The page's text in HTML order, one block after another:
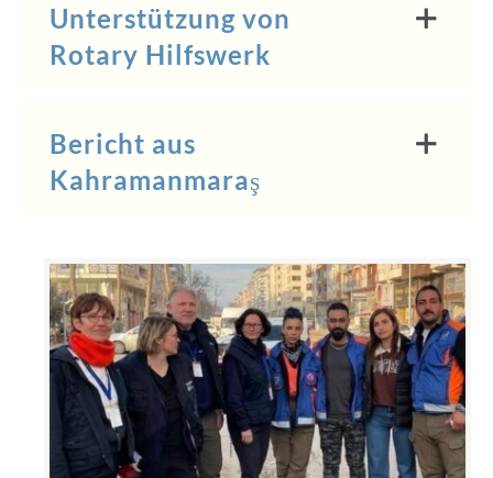
Unterstützung von
Rotary Hilfswerk
Bericht aus
Kahramanmaraş